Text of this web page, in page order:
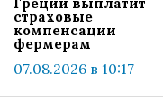
страховые
компенсации
фермерам
07.08.2026 в 10:17